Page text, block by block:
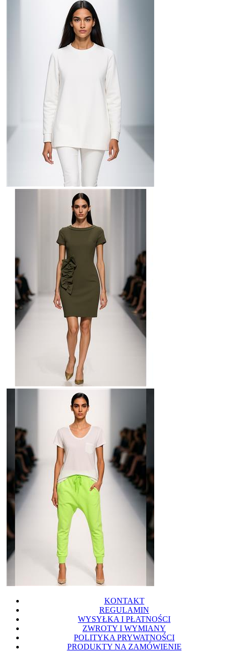
KONTAKT
REGULAMIN
WYSYŁKA I PŁATNOŚCI
ZWROTY I WYMIANY
POLITYKA PRYWATNOŚCI
PRODUKTY NA ZAMÓWIENIE